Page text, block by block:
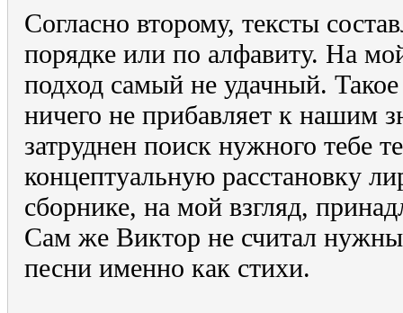
Согласно второму, тексты
порядке или по алфавиту. На
подход самый не удачный.
ничего не прибавляет к нашим
затруднен поиск нужного тебе
концептуальную расстановку
сборнике, на мой взгляд,
Сам же Виктор не считал
песни именно как стихи.